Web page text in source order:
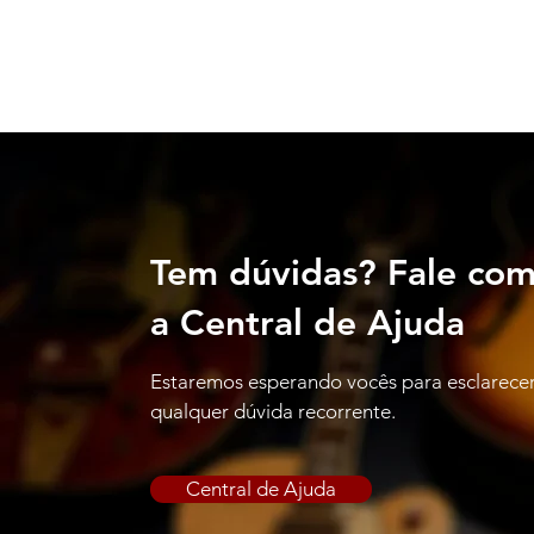
Tem dúvidas? Fale
a Central de Ajuda
Estaremos esperando vocês para
qualquer dúvida recorrente.
Central de Ajuda